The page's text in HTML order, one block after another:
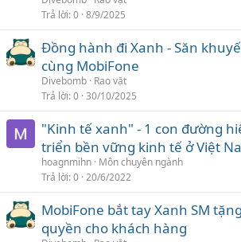
Trả lời 0 8/9/2025
Đồng hành đi Xanh - Săn
cùng MobiFone
Divebomb Rao vặt
Trả lời 0 30/10/2025
"Kinh tế xanh" - 1 con đường
triển bền vững kinh tế ở Việt
hoagnmihn Môn chuyên ngành
Trả lời 0 20/6/2022
MobiFone bắt tay Xanh SM
quyền cho khách hàng